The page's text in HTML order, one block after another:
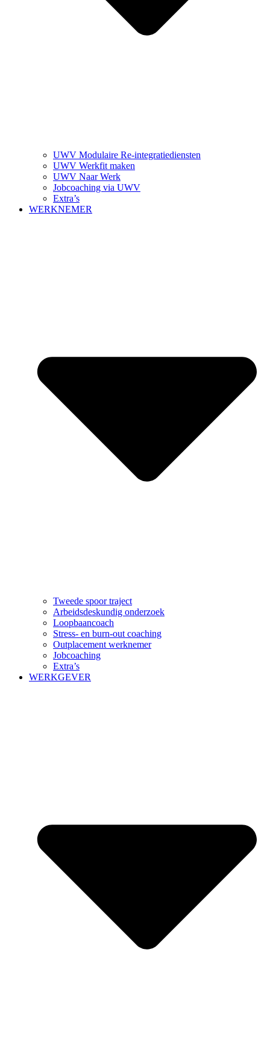
UWV Modulaire Re-integratiediensten
UWV Werkfit maken
UWV Naar Werk
Jobcoaching via UWV
Extra’s
WERKNEMER
Tweede spoor traject
Arbeidsdeskundig onderzoek
Loopbaancoach
Stress- en burn-out coaching
Outplacement werknemer
Jobcoaching
Extra’s
WERKGEVER